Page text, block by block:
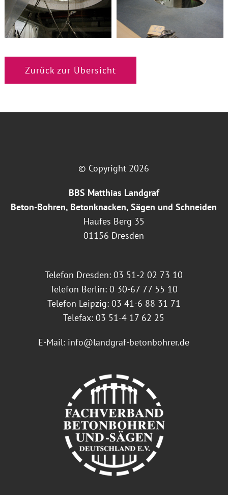
Zurück zur Übersicht
© Copyright 2026
BBS Matthias Landgraf
Beton-Bohren, Betonknacken, Sägen und Schneiden
Haufes Berg 35
01156 Dresden
Telefon Dresden: 03 51-2 02 73 10
Telefon Berlin: 0 30-67 77 55 10
Telefon Leipzig: 03 41-6 88 31 71
Telefax: 03 51-4 17 62 25
E-Mail: info@landgraf-betonbohrer.de